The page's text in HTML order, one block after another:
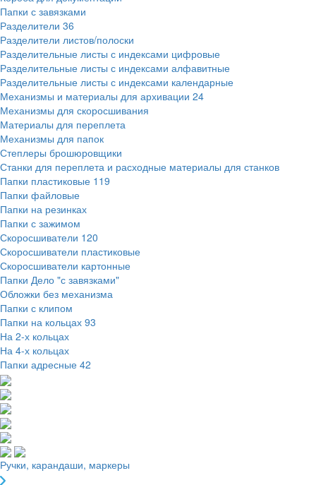
Папки с завязками
Разделители 36
Разделители листов/полоски
Разделительные листы с индексами цифровые
Разделительные листы с индексами алфавитные
Разделительные листы с индексами календарные
Механизмы и материалы для архивации 24
Механизмы для скоросшивания
Материалы для переплета
Механизмы для папок
Степлеры брошюровщики
Станки для переплета и расходные материалы для станков
Папки пластиковые 119
Папки файловые
Папки на резинках
Папки с зажимом
Скоросшиватели 120
Скоросшиватели пластиковые
Скоросшиватели картонные
Папки Дело "с завязками"
Обложки без механизма
Папки с клипом
Папки на кольцах 93
На 2-х кольцах
На 4-х кольцах
Папки адресные 42
Ручки, карандаши, маркеры